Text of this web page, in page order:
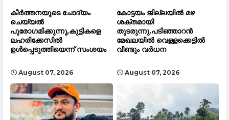
കീർത്തനയുടെ ചോദ്യം
ചെയ്യൽ
പുരോഗമിക്കുന്നു,കുട്ടികളെ
ലഹരിക്കേസിൽ
ഉൾപ്പെടുത്തിയെന്ന് സംശയം
August 07, 2026
കോട്ടയം ജില്ലയിൽ മഴ
ശക്തമായി
തുടരുന്നു.പടിഞ്ഞാറൻ
മേഖലയിൽ വെള്ളക്കെട്ടിൽ
വീണ്ടും വർധന
August 07, 2026